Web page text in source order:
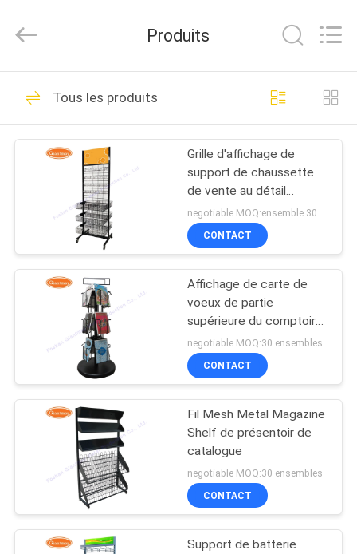
MAISON
PRODUITS
SUJET
NOUS
D'USINE
CONTRÔLE
QUALITÉ
CONTACTEZ-
NOUS
Metal
Production
Rights
Developed
Présentoir de
plaquette perforée
108
Présentoir de
Slatwall
28
Fil Mesh Display
Stand
59
Produits
Tous les produits
Grille d'affichage de
support de chaussette
de vente au détail
d'étagère de gant
negotiable MOQ:ensemble 30
CONTACT
Affichage de carte de
voeux de partie
supérieure du comptoir
de support de chèque-
cadeau
negotiable MOQ:30 ensembles
CONTACT
Fil Mesh Metal Magazine
Shelf de présentoir de
catalogue
negotiable MOQ:30 ensembles
CONTACT
Support de batterie